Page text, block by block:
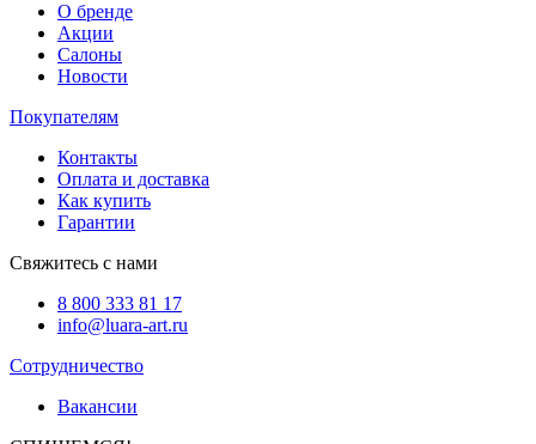
О бренде
Акции
Салоны
Новости
Покупателям
Контакты
Оплата и доставка
Как купить
Гарантии
Свяжитесь с нами
8 800 333 81 17
info@luara-art.ru
Сотрудничество
Вакансии